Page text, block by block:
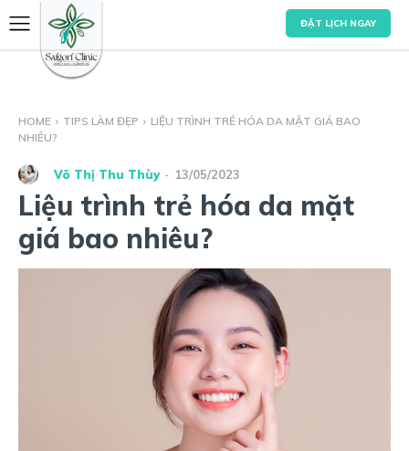
ĐẶT LỊCH NGAY
HOME TIPS LÀM ĐẸP
LIỆU TRÌNH TRẺ HÓA DA MẶT GIÁ BAO
NHIÊU?
Võ Thị Thu Thùy - 13/05/2023
Liệu trình trẻ hóa da mặt
giá bao nhiêu?